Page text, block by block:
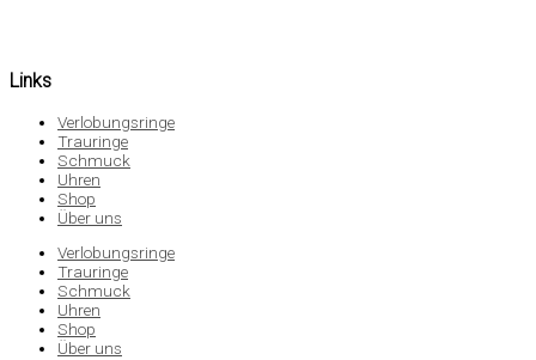
Links
Verlobungsringe
Trauringe
Schmuck
Uhren
Shop
Über uns
Verlobungsringe
Trauringe
Schmuck
Uhren
Shop
Über uns